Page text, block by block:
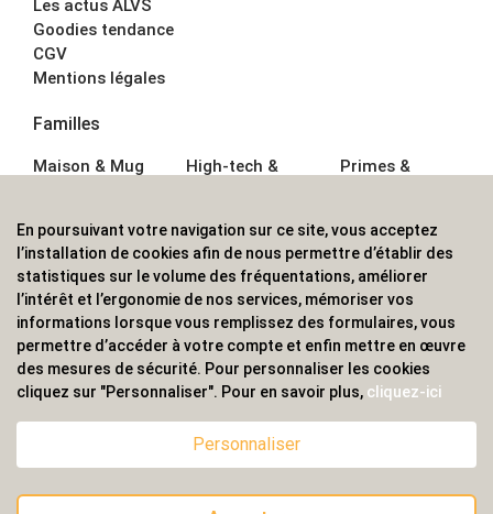
Les actus ALVS
Goodies tendance
CGV
Mentions légales
Familles
Maison & Mug
Écriture
Bagagerie sacs
High-tech &
Sport &
Outdoor
Enfant
Primes &
Boisson
Textile &
Casquette
Accessoires de
ALVS, fournisseur d'objets publicitaires, pour les
professionnels. Une implantation nationale, une
couverture internationale.
En poursuivant votre navigation sur ce site, vous acceptez
l’installation de cookies afin de nous permettre d’établir des
statistiques sur le volume des fréquentations, améliorer
l’intérêt et l’ergonomie de nos services, mémoriser vos
informations lorsque vous remplissez des formulaires, vous
permettre d’accéder à votre compte et enfin mettre en œuvre
des mesures de sécurité. Pour personnaliser les cookies
cliquez sur "Personnaliser". Pour en savoir plus, cliquez-ici
Personnaliser